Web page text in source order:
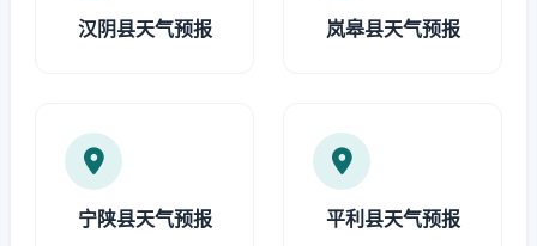
汉阴县天气预报 岚皋县天气预报
宁陕县天气预报 平利县天气预报